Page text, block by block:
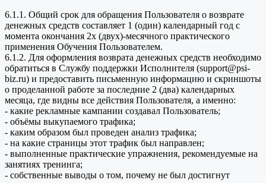
6.1.1. Общий срок для обращения Пользователя о возврате
денежных средств составляет 1 (один) календарный год с
момента окончания 2х (двух)-месячного практического
применения Обучения Пользователем.
6.1.2. Для оформления возврата денежных средств необходимо
обратиться в Службу поддержки Исполнителя (support@psi-
biz.ru) и предоставить письменную информацию и скриншоты
о проделанной работе за последние 2 (два) календарных
месяца, где видны все действия Пользователя, а именно:
- какие рекламные кампании создавал Пользователь;
- объёмы выкупаемого трафика;
- каким образом был проведен анализ трафика;
- на какие страницы этот трафик был направлен;
- выполненные практические упражнения, рекомендуемые на
занятиях тренинга;
- собственные выводы о том, почему не был достигнут